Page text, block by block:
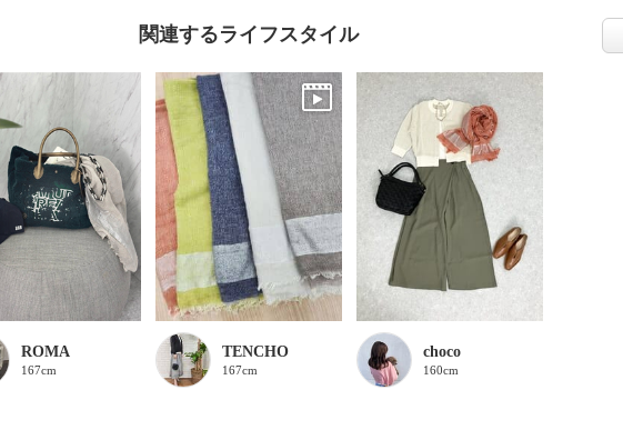
関連するライフスタイル
ROMA
167cm
TENCHO
167cm
choco
160cm